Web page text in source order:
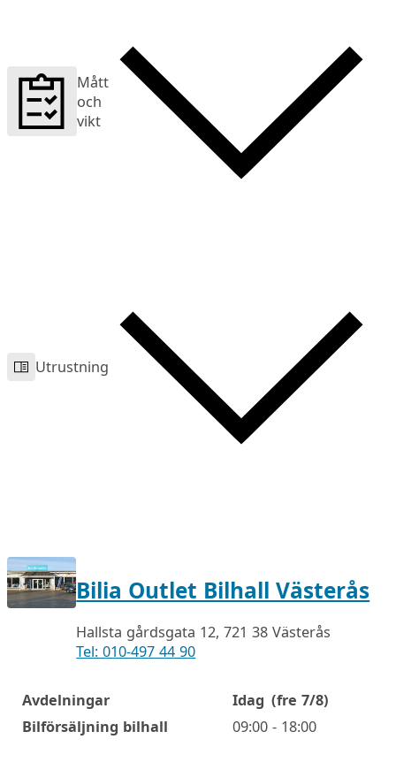
Mått
och
vikt
Utrustning
Bilia Outlet Bilhall Västerås
Hallsta gårdsgata 12, 721 38 Västerås
Tel: 010-497 44 90
Öppettider
Avdelningar Idag (fre 7/8)
Bilförsäljning bilhall
09:00 - 18:00